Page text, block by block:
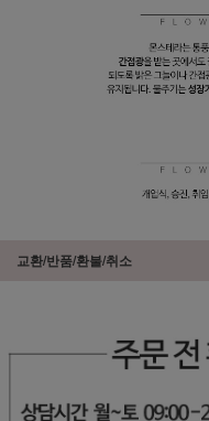
교환/반품/환불/취소